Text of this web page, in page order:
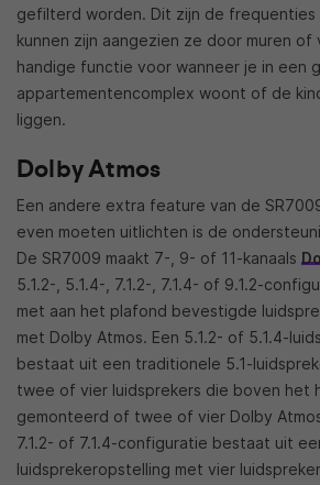
gefilterd worden. Dit zijn de frequenties
kunnen zijn aangezien ze door muren of
handige functie voor wanneer je in een
appartementencomplex woont of de
liggen.
Dolby Atmos
Een andere extra feature van de
even moeten uitlichten is de
De SR7009 maakt 7-, 9- of 11-kanaals
5.1.2-, 5.1.4-, 7.1.2-, 7.1.4- of 9.1.2-
met aan het plafond bevestigde
met Dolby Atmos. Een 5.1.2- of 5.1.4-
bestaat uit een traditionele 5.1-
twee of vier luidsprekers die boven het
gemonteerd of twee of vier Dolby
7.1.2- of 7.1.4-configuratie bestaat uit
luidsprekeropstelling met vier